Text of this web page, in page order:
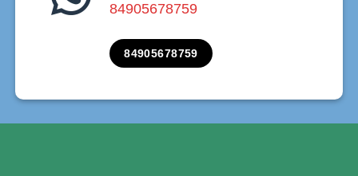
84905678759
84905678759